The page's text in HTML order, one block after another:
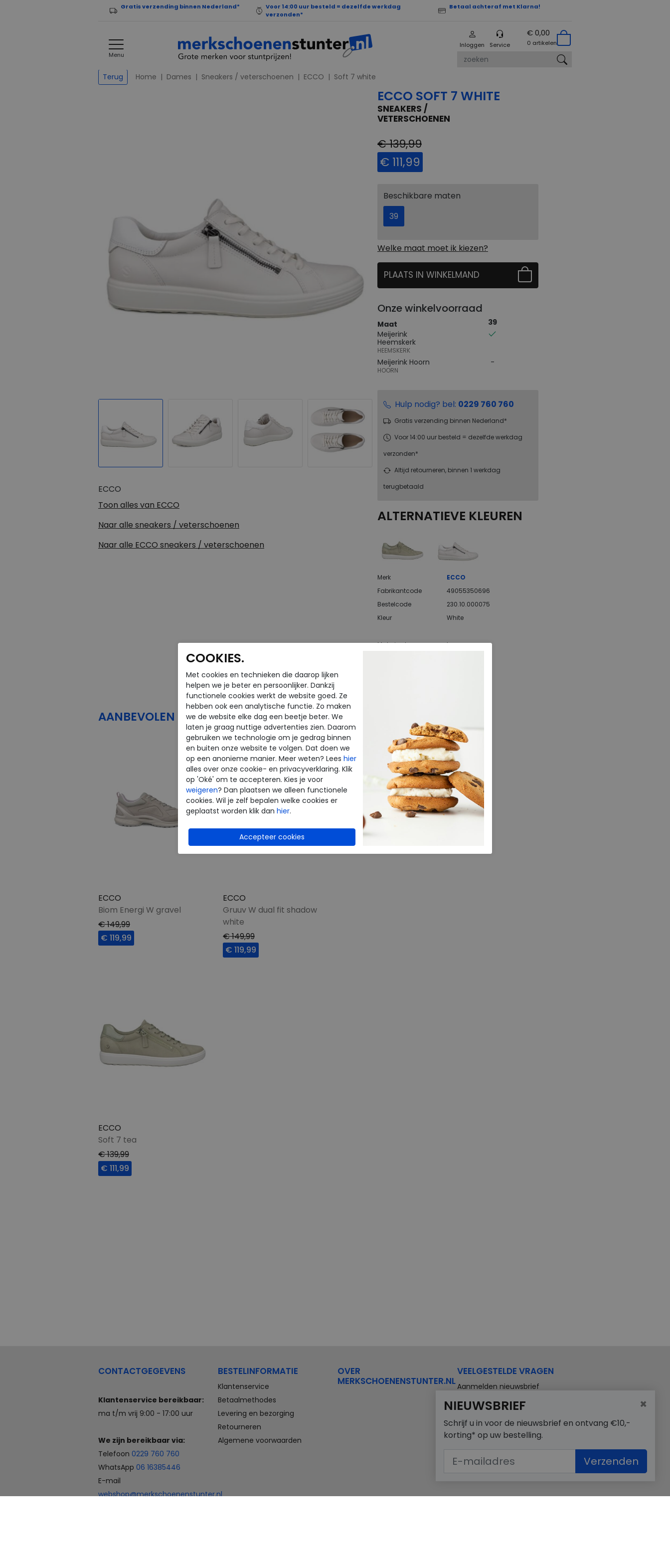
Gratis verzending binnen Nederland*
Voor 14:00 uur besteld = dezelfde werkdag
verzonden*
Betaal achteraf met Klarna!
Menu
Inloggen Service
€ 0,00
0 artikelen
Terug Home Dames Sneakers / veterschoenen ECCO Soft 7 white
ECCO
Toon alles van ECCO
Naar alle sneakers / veterschoenen
Naar alle ECCO sneakers / veterschoenen
ECCO SOFT 7 WHITE
SNEAKERS /
VETERSCHOENEN
€ 139,99
€ 111,99
Beschikbare maten
39
Welke maat moet ik kiezen?
PLAATS IN WINKELMAND
Onze winkelvoorraad
Maat
39
Meijerink
Heemskerk
HEEMSKERK
Meijerink Hoorn
HOORN
Hulp nodig? bel: 0229 760 760
Gratis verzending binnen Nederland*
Voor 14:00 uur besteld = dezelfde werkdag
verzonden*
Altijd retourneren, binnen 1 werkdag
terugbetaald
ALTERNATIEVE KLEUREN
Merk
ECCO
Fabrikantcode
49055350696
Bestelcode
230.10.000075
Kleur
White
Materiaal
Leer
AANBEVOLEN PRODUCTEN
ECCO
Biom Energi W gravel
€ 149,99
€ 119,99
ECCO
Gruuv W dual fit shadow
white
€ 149,99
€ 119,99
ECCO
Soft 7 tea
€ 139,99
€ 111,99
CONTACTGEGEVENS
Klantenservice bereikbaar:
ma t/m vrij 9:00 - 17:00 uur
We zijn bereikbaar via:
Telefoon 0229 760 760
WhatsApp 06 16385446
E-mail
webshop@merkschoenenstunter.nl
BESTELINFORMATIE
Klantenservice
Betaalmethodes
Levering en bezorging
Retourneren
Algemene voorwaarden
OVER
MERKSCHOENENSTUNTER.NL
VEELGESTELDE VRAGEN
Aanmelden nieuwsbrief
×
NIEUWSBRIEF
Schrijf u in voor de nieuwsbrief en ontvang €10,-
korting* op uw bestelling.
Verzenden
COOKIES.
Met cookies en technieken die daarop lijken
helpen we je beter en persoonlijker. Dankzij
functionele cookies werkt de website goed. Ze
hebben ook een analytische functie. Zo maken
we de website elke dag een beetje beter. We
laten je graag nuttige advertenties zien. Daarom
gebruiken we technologie om je gedrag binnen
en buiten onze website te volgen. Dat doen we
op een anonieme manier. Meer weten? Lees hier
alles over onze cookie- en privacyverklaring. Klik
op 'Oké' om te accepteren. Kies je voor
weigeren? Dan plaatsen we alleen functionele
cookies. Wil je zelf bepalen welke cookies er
geplaatst worden klik dan hier.